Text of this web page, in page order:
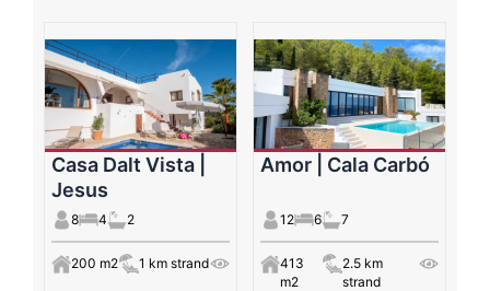
Casa Dalt Vista |
Jesus
8 4 2
200 m2 1 km strand
Amor | Cala Carbó
12 6 7
413
m2
2.5 km
strand